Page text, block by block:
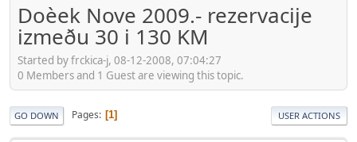
Doèek Nove 2009.- rezervacije
izmeðu 30 i 130 KM
Started by frckica-j, 08-12-2008, 07:04:27
0 Members and 1 Guest are viewing this topic.
GO DOWN Pages 1 USER ACTIONS